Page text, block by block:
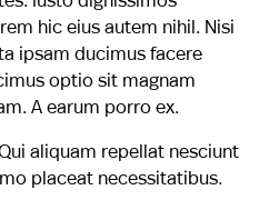
hic eius autem nihil. Nisi
ipsam ducimus facere
optio sit magnam
A earum porro ex.
aliquam repellat nesciunt
placeat necessitatibus.